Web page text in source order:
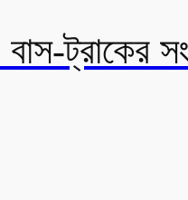
বাস-ট্রাকের